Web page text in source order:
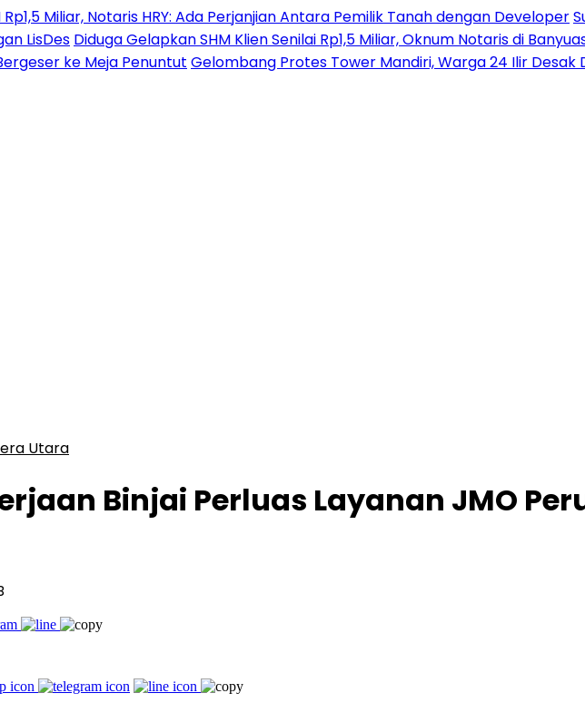
Miliar, Notaris HRY: Ada Perjanjian Antara Pemilik Tanah dengan Developer
LisDes Diduga Gelapkan SHM Klien Senilai Rp1,5 Miliar, Oknum Notaris di
ke Meja Penuntut Gelombang Protes Tower Mandiri, Warga 24 Ilir Desak
Utara
Binjai Perluas Layanan JMO